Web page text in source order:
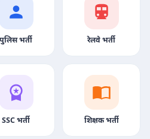
पुलिस भर्ती रेलवे भर्ती
SSC भर्ती शिक्षक भर्ती